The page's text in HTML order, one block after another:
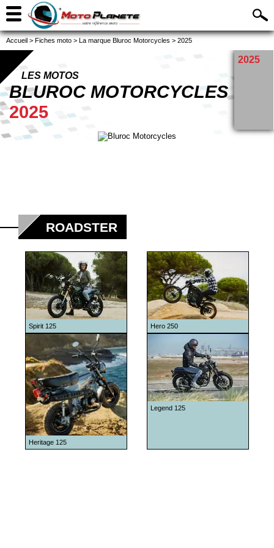
Accueil > Fiches moto > La marque Bluroc Motorcycles > 2025
2025
LES MOTOS
BLUROC MOTORCYCLES
2025
ROADSTER
Spirit 125 Hero 250
Heritage 125
Legend 125